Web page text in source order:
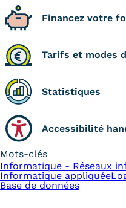
Financez votre
Tarifs et modes
Statistiques
Accessibilité
Mots-clés
Informatique - Réseaux
Informatique appliquée
Base de données